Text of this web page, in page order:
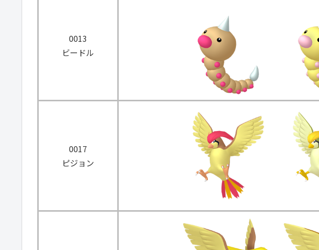
0013
ビードル
0017
ピジョン